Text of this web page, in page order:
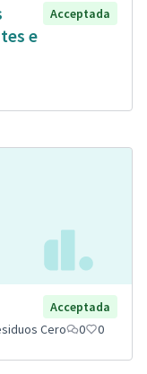
e
Acceptada
Acceptada
Cero 0 0